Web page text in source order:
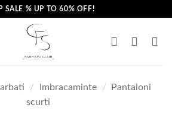
SALE % UP TO 60% OFF!
/ Imbracaminte /
Pantaloni
scurti